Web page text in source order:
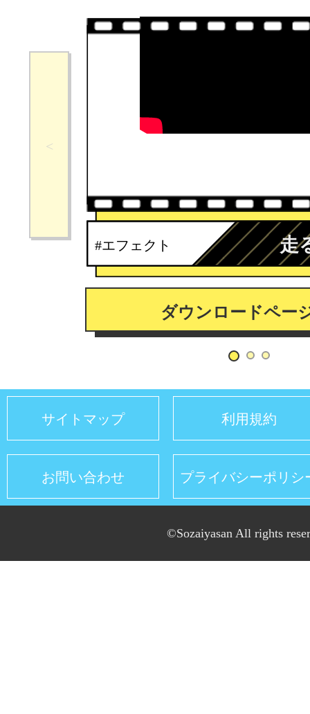
#エフェクト 走
ダウンロードペー
サイトマップ 利用規約
お問い合わせ プライバシーポリシ
©Sozaiyasan All rights